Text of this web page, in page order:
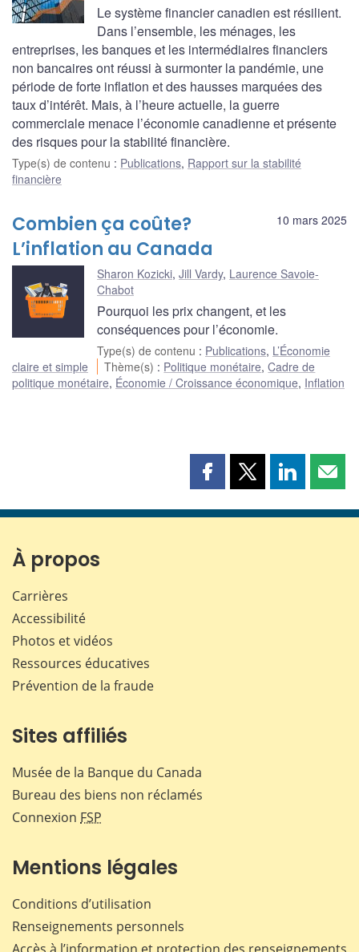
Le système financier canadien est résilient.
Dans l’ensemble, les ménages, les
entreprises, les banques et les intermédiaires financiers
non bancaires ont réussi à surmonter la pandémie, une
période de forte inflation et des hausses marquées des
taux d’intérêt. Mais, à l’heure actuelle, la guerre
commerciale menace l’économie canadienne et présente
des risques pour la stabilité financière.
Type(s) de contenu : Publications, Rapport sur la stabilité
financière
10 mars 2025
Combien ça coûte?
L’inflation au Canada
Sharon Kozicki, Jill Vardy, Laurence Savoie-
Chabot
Pourquoi les prix changent, et les
conséquences pour l’économie.
Type(s) de contenu : Publications, L’Économie
claire et simple
Thème(s) : Politique monétaire,Cadre de
politique monétaire, Économie / Croissance économique, Inflation
Partager
page
Partager
page
Partager
page page
À propos
Carrières
Accessibilité
Photos et vidéos
Ressources éducatives
Prévention de la fraude
Sites affiliés
Musée de la Banque du Canada
Bureau des biens non réclamés
Connexion FSP
Mentions légales
Conditions d’utilisation
Renseignements personnels